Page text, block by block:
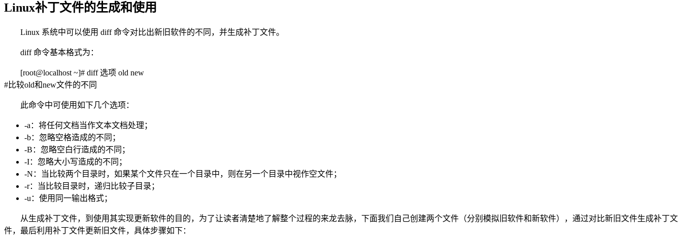
Linux补丁文件的生成和使用
Linux 系统中可以使用 diff 命令对比出新旧软件的不同，并生成补丁文件。
diff 命令基本格式为：
[root@localhost ~]# diff 选项 old new
#比较old和new文件的不同
此命令中可使用如下几个选项：
-a：将任何文档当作文本文档处理；
-b：忽略空格造成的不同；
-B：忽略空白行造成的不同；
-I：忽略大小写造成的不同；
-N：当比较两个目录时，如果某个文件只在一个目录中，则在另一个目录中视作空文件；
-r：当比较目录时，递归比较子目录；
-u：使用同一输出格式；
从生成补丁文件，到使用其实现更新软件的目的，为了让读者清楚地了解整个过程的来龙去脉，下面我们自己创建两个文件（分别模拟旧软件和新软件），通过对比新旧文件生成补丁文
件，最后利用补丁文件更新旧文件，具体步骤如下：